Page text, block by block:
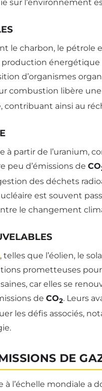
sur l’environnement
le charbon, le pétrole
énergétique
d’organismes
combustion libère
contribuant ainsi au
à partir de l’uranium,
peu d’émissions de CO
des déchets
est souvent
le changement
, telles que l’éolien, le
prometteuses
car elles se
de CO2. Leurs
les défis associés,
DE
à l’échelle mondiale a